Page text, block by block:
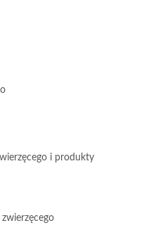
i produkty